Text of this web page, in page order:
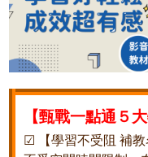
【甄戰一點通５大
☑ 【學習不受阻 補教